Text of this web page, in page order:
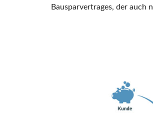
Bausparvertrages, der auch